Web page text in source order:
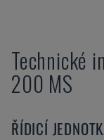
Technické
200 MS
ŘÍDICÍ